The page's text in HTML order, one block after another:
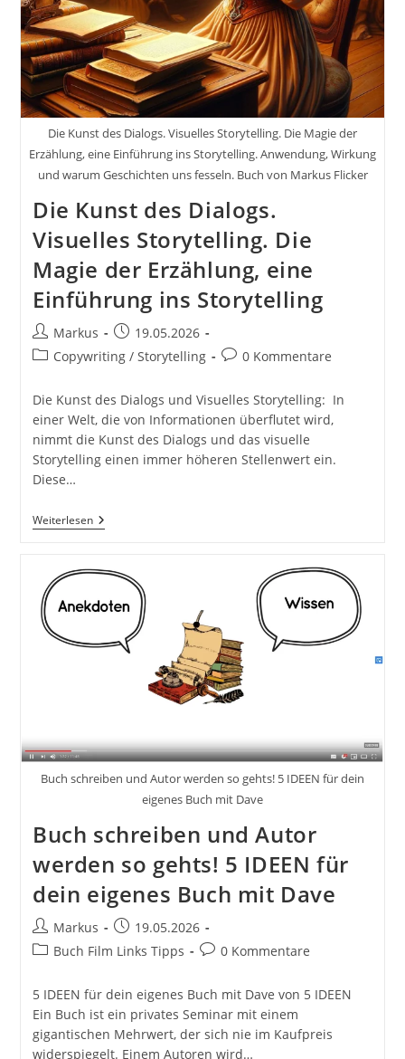
Die Kunst des Dialogs. Visuelles Storytelling. Die Magie der
Erzählung, eine Einführung ins Storytelling. Anwendung, Wirkung
und warum Geschichten uns fesseln. Buch von Markus Flicker
Die Kunst des Dialogs.
Visuelles Storytelling. Die
Magie der Erzählung, eine
Einführung ins Storytelling
Beitrags-
Autor:
Markus
Beitrag
veröffentlicht:
19.05.2026
Beitrags-
Copywriting / Storytelling
Beitrags-
0 Kommentare
Die Kunst des Dialogs und Visuelles Storytelling: In
einer Welt, die von Informationen überflutet wird,
nimmt die Kunst des Dialogs und das visuelle
Storytelling einen immer höheren Stellenwert ein.
Diese…
WeiterlesenDie
Kunst
Visuelles
Storytelling.
Die
Erzählung,
Einführung
Buch schreiben und Autor werden so gehts! 5 IDEEN für dein
eigenes Buch mit Dave
Buch schreiben und Autor
werden so gehts! 5 IDEEN für
dein eigenes Buch mit Dave
Beitrags-
Autor:
Markus
Beitrag
veröffentlicht:
19.05.2026
Beitrags-
Buch Film Links Tipps
Beitrags-
0 Kommentare
5 IDEEN für dein eigenes Buch mit Dave von 5 IDEEN
Ein Buch ist ein privates Seminar mit einem
gigantischen Mehrwert, der sich nie im Kaufpreis
widerspiegelt. Einem Autoren wird…